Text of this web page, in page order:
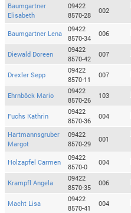
Baumgartner
Elisabeth
09422
8570-28
002
Baumgartner Lena
09422
8570-34
006
Diewald Doreen
09422
8570-42
007
Drexler Sepp
09422
8570-11
007
Ehrnböck Mario
09422
8570-26
103
Fuchs Kathrin
09422
8570-36
004
Hartmannsgruber
Margot
09422
8570-29
001
Holzapfel Carmen
09422
8570-0
004
Krampfl Angela
09422
8570-35
006
Macht Lisa
09422
8570-41
004